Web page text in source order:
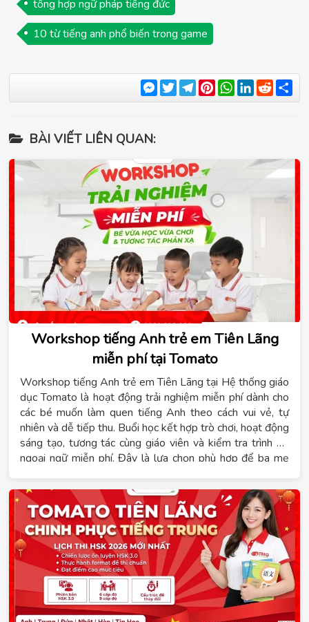
tổng hợp ngữ pháp tiếng đức
10 từ tiếng anh phổ biến trong game
Messenger
TwitterTelegram
Pinterest
WhatsApp
LinkedIn
Reddit
BÀI VIẾT LIÊN QUAN:
Workshop tiếng Anh trẻ em Tiên Lãng
miễn phí tại Tomato
Workshop tiếng Anh trẻ em Tiên Lãng tại Hệ thống giáo
dục Tomato là hoạt động trải nghiệm miễn phí dành cho
các bé muốn làm quen tiếng Anh theo cách vui vẻ, tự
nhiên và dễ tiếp thu. Buổi học kết hợp trò chơi, hoạt động
sáng tạo, tương tác cùng giáo viên và kiểm tra trình độ
ngoại ngữ miễn phí. Đây là lựa chọn phù hợp để ba mẹ
Anh trẻ em Tiên Lãng.